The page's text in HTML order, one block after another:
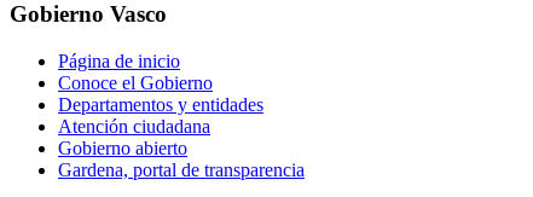
Gobierno Vasco
Página de inicio
Conoce el Gobierno
Departamentos y entidades
Atención ciudadana
Gobierno abierto
Gardena, portal de transparencia